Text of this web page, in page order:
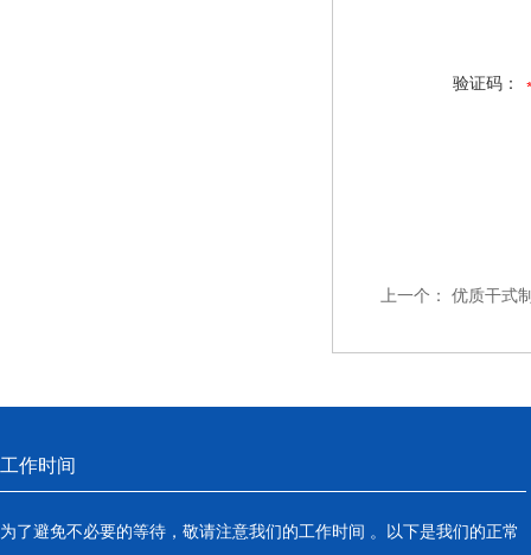
验证码：
上一个： 优质干式
工作时间
为了避免不必要的等待，敬请注意我们的工作时间 。以下是我们的正常